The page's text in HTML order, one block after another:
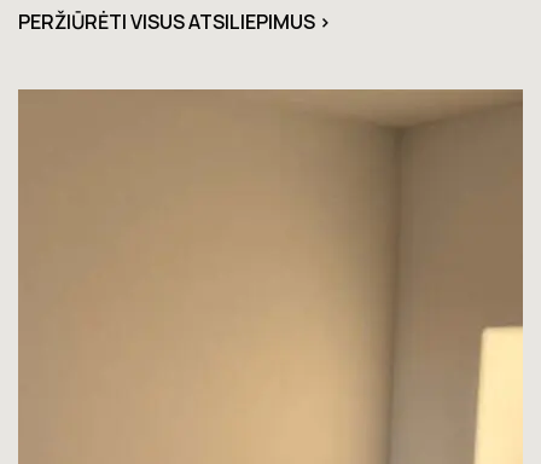
PERŽIŪRĖTI VISUS ATSILIEPIMUS >